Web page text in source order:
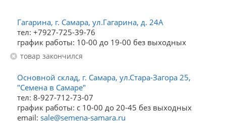
Гагарина, г. Самара, ул.Гагарина, д. 24А
тел: +7927-725-39-76
график работы: 10-00 до 19-00 без выходных
Товар закончился
Основной склад, г. Самара, ул.Стара-Загора 25,
"Семена в Самаре"
тел: 8-927-712-73-07
график работы: с 10-00 до 20-45 без выходных
email: sale@semena-samara.ru